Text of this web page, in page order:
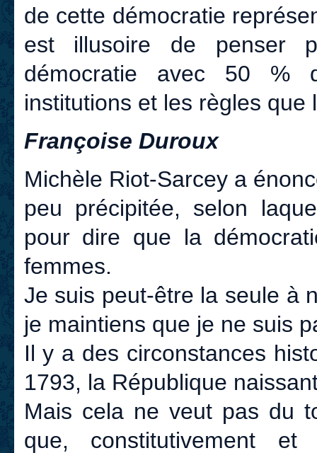
de cette démocratie
est illusoire de penser
démocratie avec 50 %
institutions et les règles que
Françoise Duroux
Michèle Riot-Sarcey a
peu précipitée, selon
pour dire que la
femmes.
Je suis peut-être la seule à
je maintiens que je ne suis
Il y a des circonstances
1793, la République
Mais cela ne veut pas du
que, constitutivement et